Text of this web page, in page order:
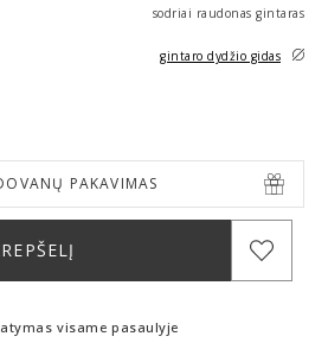
sodriai raudonas gintaras
gintaro dydžio gidas
PAKAVIMAS
visame pasaulyje